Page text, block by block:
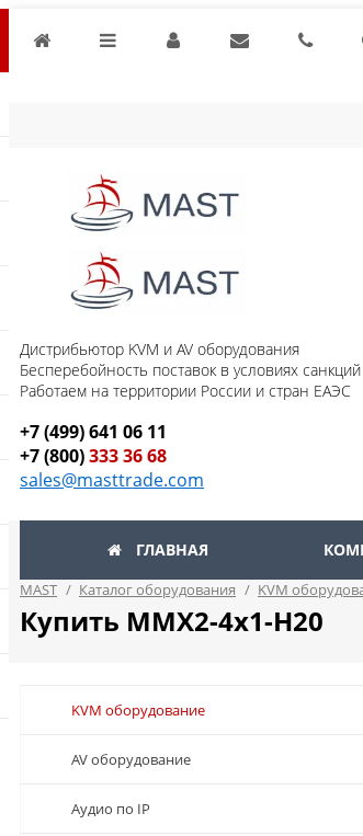
Дистрибьютор KVM и AV оборудования
Бесперебойность поставок в условиях санкций
Работаем на территории России и стран ЕАЭС
+7 (499) 641 06 11
+7 (800)333 36 68
sales@masttrade.com
ГЛАВНАЯ
MAST / Каталог оборудования / KVM
Купить MMX2-4x1-H20
KVM оборудование
AV оборудование
Аудио по IP